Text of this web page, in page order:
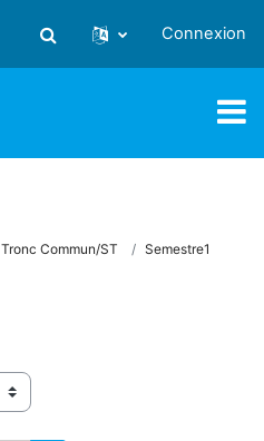
Activer/désactiver la saisie
Connexion
Tronc Commun/ST
Semestre1